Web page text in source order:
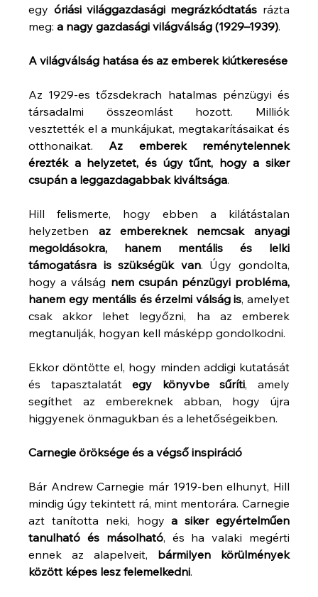
egy óriási világgazdasági megrázkódtatás rázta
meg: a nagy gazdasági világválság (1929–1939).
A világválság hatása és az emberek kiútkeresése
Az 1929-es tőzsdekrach hatalmas pénzügyi és
társadalmi összeomlást hozott. Milliók
vesztették el a munkájukat, megtakarításaikat és
otthonaikat. Az emberek reménytelennek
érezték a helyzetet, és úgy tűnt, hogy a siker
csupán a leggazdagabbak kiváltsága.
Hill felismerte, hogy ebben a kilátástalan
helyzetben az embereknek nemcsak anyagi
megoldásokra, hanem mentális és lelki
támogatásra is szükségük van. Úgy gondolta,
hogy a válság nem csupán pénzügyi probléma,
hanem egy mentális és érzelmi válság is, amelyet
csak akkor lehet legyőzni, ha az emberek
megtanulják, hogyan kell másképp gondolkodni.
Ekkor döntötte el, hogy minden addigi kutatását
és tapasztalatát egy könyvbe sűríti, amely
segíthet az embereknek abban, hogy újra
higgyenek önmagukban és a lehetőségeikben.
Carnegie öröksége és a végső inspiráció
Bár Andrew Carnegie már 1919-ben elhunyt, Hill
mindig úgy tekintett rá, mint mentorára. Carnegie
azt tanította neki, hogy a siker egyértelműen
tanulható és másolható, és ha valaki megérti
ennek az alapelveit, bármilyen körülmények
között képes lesz felemelkedni.